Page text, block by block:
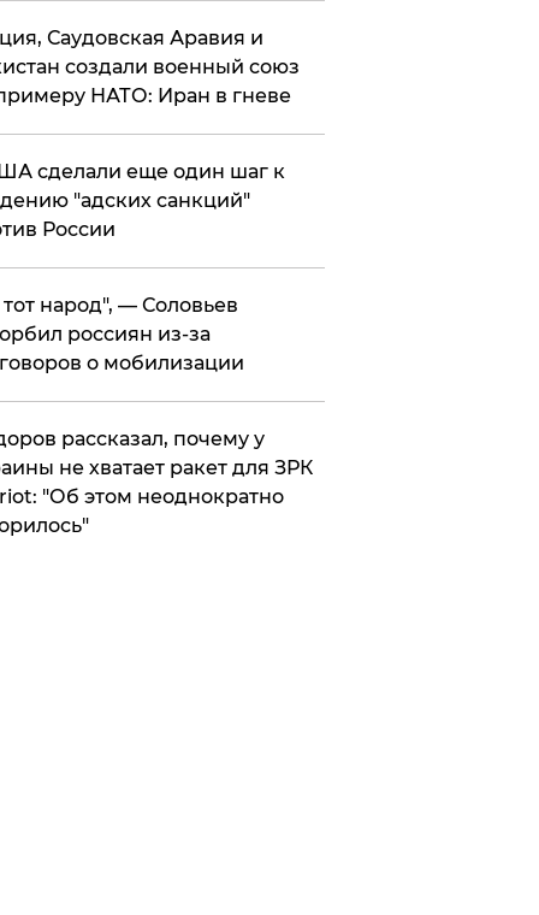
Саудовская Аравия и
создали военный союз
НАТО: Иран в гневе
сделали еще один шаг к
"адских санкций"
России
народ", — Соловьев
россиян из-за
о мобилизации
рассказал, почему у
не хватает ракет для ЗРК
"Об этом неоднократно